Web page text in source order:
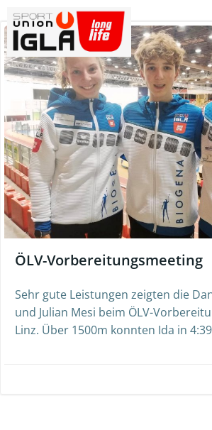
to
content
ÖLV-Vorbereitungsmeeting
Sehr gute Leistungen zeigten die
und Julian Mesi beim ÖLV-
Linz. Über 1500m konnten Ida in